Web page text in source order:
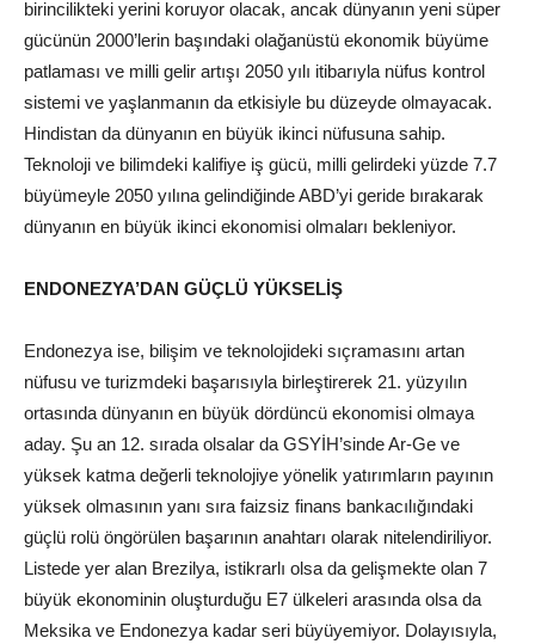
birincilikteki yerini koruyor olacak, ancak dünyanın yeni süper
gücünün 2000’lerin başındaki olağanüstü ekonomik büyüme
patlaması ve milli gelir artışı 2050 yılı itibarıyla nüfus kontrol
sistemi ve yaşlanmanın da etkisiyle bu düzeyde olmayacak.
Hindistan da dünyanın en büyük ikinci nüfusuna sahip.
Teknoloji ve bilimdeki kalifiye iş gücü, milli gelirdeki yüzde 7.7
büyümeyle 2050 yılına gelindiğinde ABD’yi geride bırakarak
dünyanın en büyük ikinci ekonomisi olmaları bekleniyor.
ENDONEZYA’DAN GÜÇLÜ YÜKSELİŞ
Endonezya ise, bilişim ve teknolojideki sıçramasını artan
nüfusu ve turizmdeki başarısıyla birleştirerek 21. yüzyılın
ortasında dünyanın en büyük dördüncü ekonomisi olmaya
aday. Şu an 12. sırada olsalar da GSYİH’sinde Ar-Ge ve
yüksek katma değerli teknolojiye yönelik yatırımların payının
yüksek olmasının yanı sıra faizsiz finans bankacılığındaki
güçlü rolü öngörülen başarının anahtarı olarak nitelendiriliyor.
Listede yer alan Brezilya, istikrarlı olsa da gelişmekte olan 7
büyük ekonominin oluşturduğu E7 ülkeleri arasında olsa da
Meksika ve Endonezya kadar seri büyüyemiyor. Dolayısıyla,